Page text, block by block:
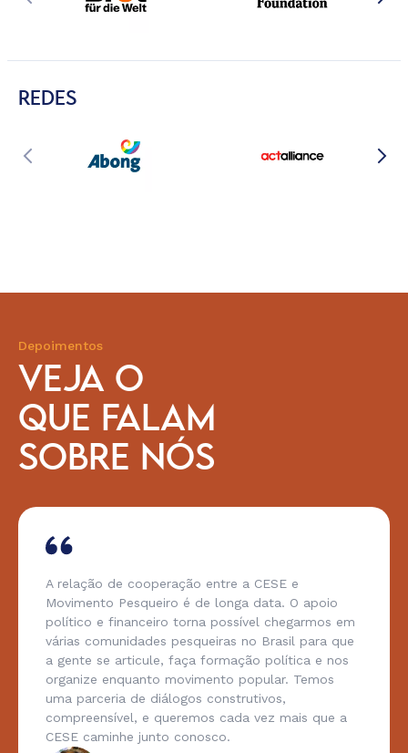
REDES
Depoimentos
VEJA O
QUE FALAM
SOBRE NÓS
A relação de cooperação entre a CESE e
Movimento Pesqueiro é de longa data. O apoio
político e financeiro torna possível chegarmos em
várias comunidades pesqueiras no Brasil para que
a gente se articule, faça formação política e nos
organize enquanto movimento popular. Temos
uma parceria de diálogos construtivos,
compreensível, e queremos cada vez mais que a
CESE caminhe junto conosco.